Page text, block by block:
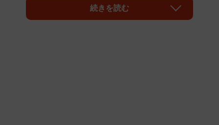
続きを読む